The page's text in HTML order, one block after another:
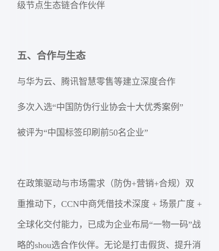
级节点生态链合作伙伴
五、合作与生态
与华为云、腾讯智慧零售等建立深度合作
多次入选“中国防伪行业协会十大优秀案例”
被评为“中国标签印刷前50名企业”
在政策驱动与市场需求（防伪+营销+合规）双
重推动下，CCN中商凭借技术深度 + 场景广度 +
全球化交付能力，已成为企业布局“一物一码”战
略的shou选合作伙伴。无论是打击假货、提升消